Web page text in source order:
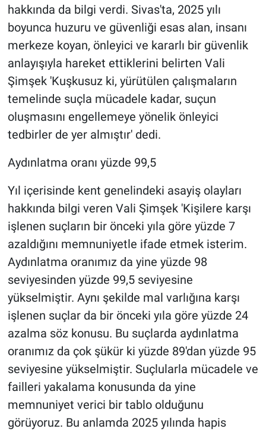
hakkında da bilgi verdi. Sivas'ta, 2025 yılı
boyunca huzuru ve güvenliği esas alan, insanı
merkeze koyan, önleyici ve kararlı bir güvenlik
anlayışıyla hareket ettiklerini belirten Vali
Şimşek 'Kuşkusuz ki, yürütülen çalışmaların
temelinde suçla mücadele kadar, suçun
oluşmasını engellemeye yönelik önleyici
tedbirler de yer almıştır' dedi.
Aydınlatma oranı yüzde 99,5
Yıl içerisinde kent genelindeki asayiş olayları
hakkında bilgi veren Vali Şimşek 'Kişilere karşı
işlenen suçların bir önceki yıla göre yüzde 7
azaldığını memnuniyetle ifade etmek isterim.
Aydınlatma oranımız da yine yüzde 98
seviyesinden yüzde 99,5 seviyesine
yükselmiştir. Aynı şekilde mal varlığına karşı
işlenen suçlar da bir önceki yıla göre yüzde 24
azalma söz konusu. Bu suçlarda aydınlatma
oranımız da çok şükür ki yüzde 89'dan yüzde 95
seviyesine yükselmiştir. Suçlularla mücadele ve
failleri yakalama konusunda da yine
memnuniyet verici bir tablo olduğunu
görüyoruz. Bu anlamda 2025 yılında hapis